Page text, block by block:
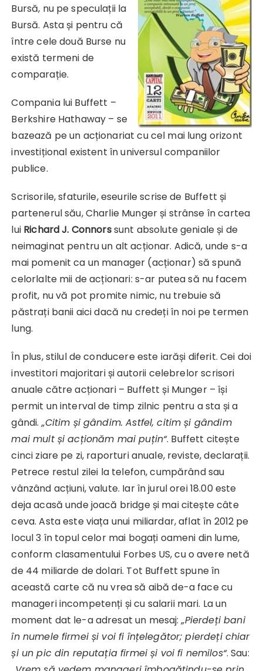
Bursă, nu pe speculații la
Bursă. Asta și pentru că
între cele două Burse nu
există termeni de
comparație.
Compania lui Buffett –
Berkshire Hathaway – se
bazează pe un acționariat cu cel mai lung orizont
investițional existent în universul companiilor
publice.
Scrisorile, sfaturile, eseurile scrise de Buffett și
partenerul său, Charlie Munger și strânse în cartea
lui Richard J. Connorssunt absolute geniale și de
neimaginat pentru un alt acționar. Adică, unde s-a
mai pomenit ca un manager (acționar) să spună
celorlalte mii de acționari: s-ar putea să nu facem
profit, nu vă pot promite nimic, nu trebuie să
păstrați banii aici dacă nu credeți în noi pe termen
lung.
În plus, stilul de conducere este iarăși diferit. Cei doi
investitori majoritari și autorii celebrelor scrisori
anuale către acționari – Buffett și Munger – își
permit un interval de timp zilnic pentru a sta și a
gândi.„Citim și gândim. Astfel, citim și gândim
mai mult și acționăm mai puțin“. Buffett citește
cinci ziare pe zi, raporturi anuale, reviste, declarații.
Petrece restul zilei la telefon, cumpărând sau
vânzând acțiuni, valute. Iar în jurul orei 18.00 este
deja acasă unde joacă bridge și mai citește câte
ceva. Asta este viața unui miliardar, aflat în 2012 pe
locul 3 în topul celor mai bogați oameni din lume,
conform clasamentului Forbes US, cu o avere netă
de 44 miliarde de dolari. Tot Buffett spune în
această carte că nu vrea să aibă de-a face cu
manageri incompetenți și cu salarii mari. La un
moment dat le-a adresat un mesaj:„Pierdeți bani
în numele firmei și voi fi înțelegător; pierdeți chiar
și un pic din reputația firmei și voi fi nemilos“. Sau: